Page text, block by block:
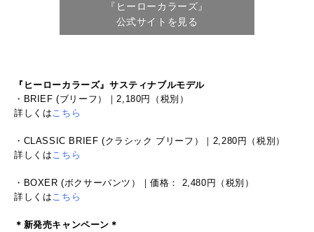
『ヒーローカラーズ』
公式サイトを見る
『ヒーローカラーズ』サスティナブルモデル
・BRIEF (ブリーフ）｜ 2,180円（税別）
詳しくは こちら
・CLASSIC BRIEF (クラシック ブリーフ）｜ 2,280円（税別）
詳しくは こちら
・BOXER (ボクサーパンツ）｜価格： 2,480円（税別）
詳しくは こちら
＊新発売キャンペーン＊